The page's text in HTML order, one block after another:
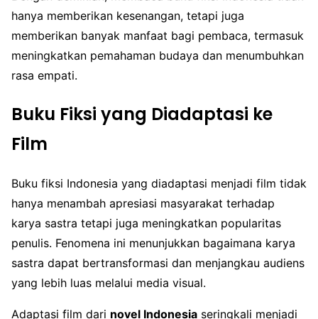
hanya memberikan kesenangan, tetapi juga
memberikan banyak manfaat bagi pembaca, termasuk
meningkatkan pemahaman budaya dan menumbuhkan
rasa empati.
Buku Fiksi yang Diadaptasi ke
Film
Buku fiksi Indonesia yang diadaptasi menjadi film tidak
hanya menambah apresiasi masyarakat terhadap
karya sastra tetapi juga meningkatkan popularitas
penulis. Fenomena ini menunjukkan bagaimana karya
sastra dapat bertransformasi dan menjangkau audiens
yang lebih luas melalui media visual.
Adaptasi film dari novel Indonesia seringkali menjadi